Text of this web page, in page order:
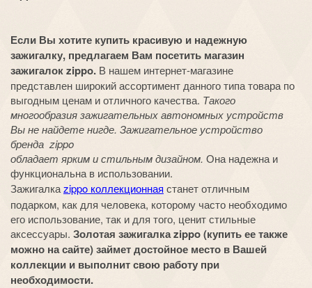
Если Вы хотите купить красивую и надежную
зажигалку, предлагаем Вам посетить магазин
зажигалок zippo. В нашем интернет-магазине
представлен широкий ассортимент данного типа товара по
выгодным ценам и отличного качества. Такого
многообразия зажигательных автономных устройств
Вы не найдете нигде. Зажигательное устройство
бренда zippo
обладает ярким и стильным дизайном. Она надежна и
функциональна в использовании.
Зажигалкаzippo коллекционная станет отличным
подарком, как для человека, которому часто необходимо
его использование, так и для того, ценит стильные
аксессуары. Золотая зажигалка zippo (купить ее также
можно на сайте) займет достойное место в Вашей
коллекции и выполнит свою работу при
необходимости.